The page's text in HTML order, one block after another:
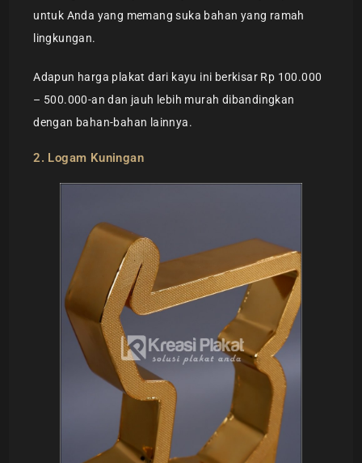
untuk Anda yang memang suka bahan yang ramah
lingkungan.
Adapun harga plakat dari kayu ini berkisar Rp 100.000
– 500.000-an dan jauh lebih murah dibandingkan
dengan bahan-bahan lainnya.
2. Logam Kuningan